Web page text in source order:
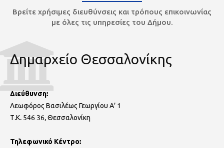
Βρείτε χρήσιμες διευθύνσεις και τρόπους επικοινωνίας
με όλες τις υπηρεσίες του Δήμου.
Δημαρχείο Θεσσαλονίκης
Διεύθυνση:
Λεωφόρος Βασιλέως Γεωργίου Α’ 1
Τ.Κ. 546 36, Θεσσαλονίκη
Τηλεφωνικό Κέντρο: